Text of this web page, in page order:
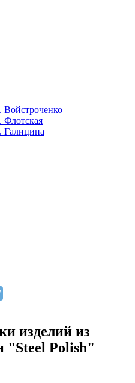
Войстроченко
Флотская
Галицина
изделий из
"Steel Polish"